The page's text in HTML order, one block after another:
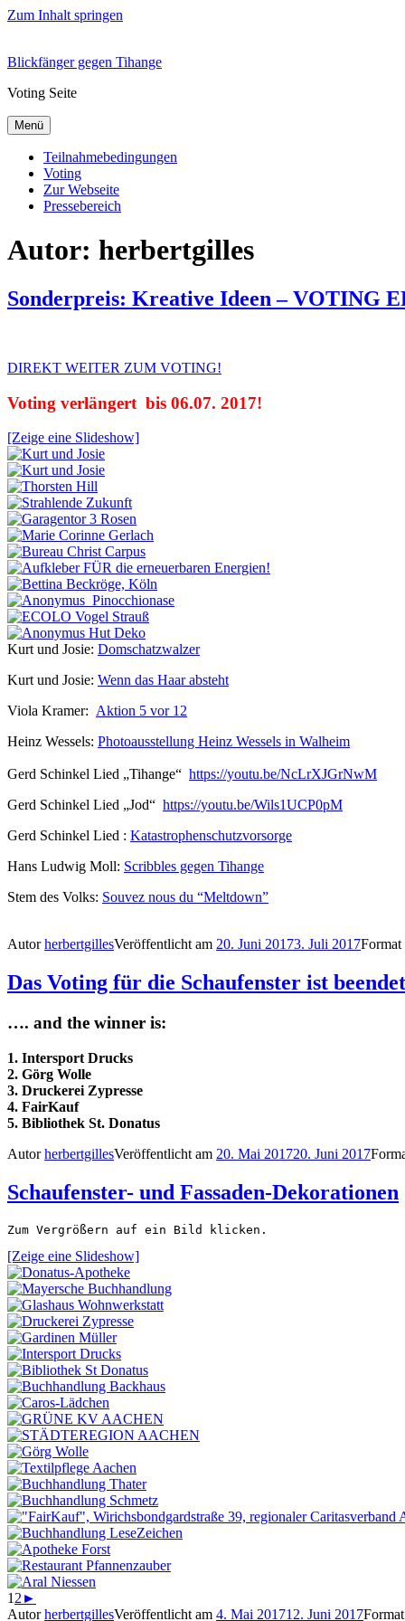
Zum Inhalt springen
Blickfänger gegen Tihange
Voting Seite
Menü
Teilnahmebedingungen
Voting
Zur Webseite
Pressebereich
Autor: herbertgilles
Sonderpreis: Kreative Ideen – VOTING
DIREKT WEITER ZUM VOTING!
Voting verlängert bis 06.07. 2017!
[Zeige eine Slideshow]
Kurt und Josie: Domschatzwalzer
Kurt und Josie: Wenn das Haar absteht
Viola Kramer: Aktion 5 vor 12
Heinz Wessels: Photoausstellung Heinz Wessels in Walheim
Gerd Schinkel Lied „Tihange“ https://youtu.be/NcLrXJGrNwM
Gerd Schinkel Lied „Jod“ https://youtu.be/Wils1UCP0pM
Gerd Schinkel Lied : Katastrophenschutzvorsorge
Hans Ludwig Moll: Scribbles gegen Tihange
Stem des Volks: Souvez nous du “Meltdown”
AutorherbertgillesVeröffentlicht am 20. Juni 20173. Juli 2017Format
Das Voting für die Schaufenster ist
…. and the winner is:
1. Intersport Drucks
2. Görg Wolle
3. Druckerei Zypresse
4. FairKauf
5. Bibliothek St. Donatus
AutorherbertgillesVeröffentlicht am 20. Mai 201720. Juni 2017
Schaufenster- und Fassaden-Dekorationen
Zum Vergrößern auf ein Bild klicken.
[Zeige eine Slideshow]
1 2 ►
AutorherbertgillesVeröffentlicht am 4. Mai 201712. Juni 2017Format